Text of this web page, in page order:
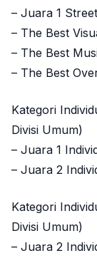
– Juara 1
– The Best
– The Best
– The Best
Kategori
Divisi Umum)
– Juara 1
– Juara 2
Kategori
Divisi Umum)
– Juara 2